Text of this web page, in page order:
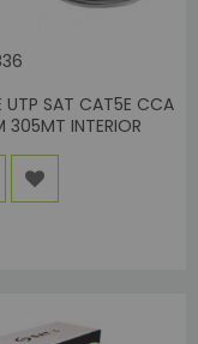
UTP SAT CAT5E CCA
305MT INTERIOR